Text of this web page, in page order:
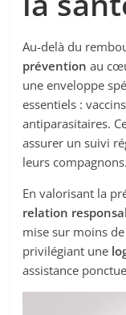
Au-delà du
prévention au
une enveloppe
essentiels :
antiparasitaires.
assurer un suivi
leurs compagnons.
En valorisant la
relation
mise sur moins
privilégiant une
assistance